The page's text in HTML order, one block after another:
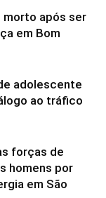
morto após ser
em Bom
adolescente
ao tráfico
forças de
homens por
em São